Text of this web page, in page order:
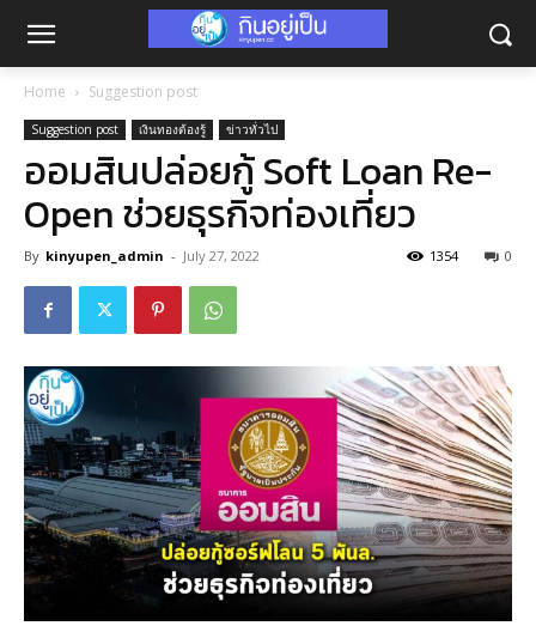
Home Suggestion post
Suggestion post เงินทองต้องรู้ ข่าวทั่วไป
ออมสินปล่อยกู้ Soft Loan Re-
Open ช่วยธุรกิจท่องเที่ยว
By kinyupen_admin - July 27, 2022 0
1354